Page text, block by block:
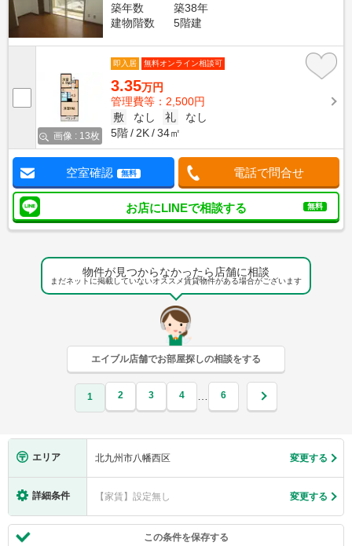
築年数
築38年
建物階数
5階建
画像 : 13枚
即入居 無料オンライン相談可
3.35万円
管理費等：2,500円
敷
なし 礼
なし
5階
2K 34㎡
空室確認 無料 電話で問合せ
お店にLINEで相談する 無料
物件が見つからなかったら店舗に相談
まだネットに掲載していないオススメ賃貸物件がある場合がございます
エイブル店舗でお部屋探しの相談をする
1 2 3 4 … 6
エリア 北九州市八幡西区 変更する
詳細条件 【家賃】設定無し 変更する
この条件を保存する